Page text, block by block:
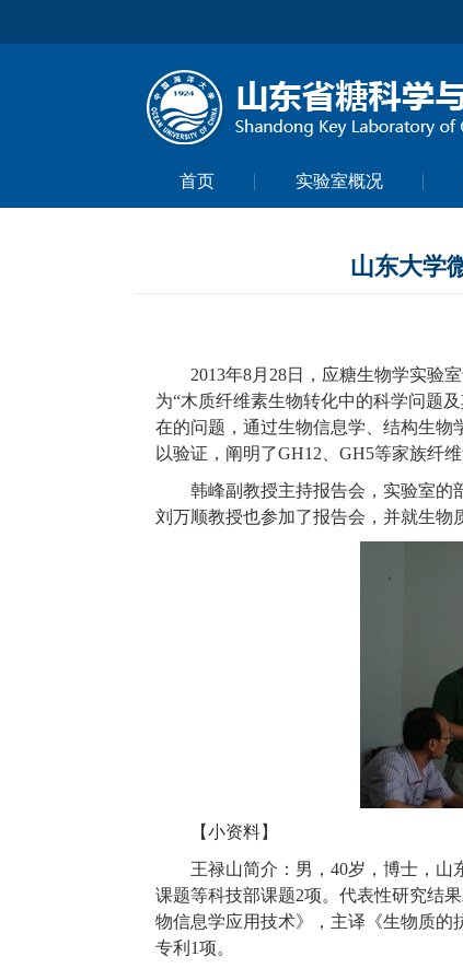
首页 实验室概况
山东大学
2013年8月 28日 ，应糖生物学实验
为“木质纤维素生物转化中的科学问题
在的问题，通过生物信息学、结构生物
以验证，阐明了GH12 GH5等家族纤
韩峰副 教授主持报告会，实验室的
刘万顺教授也参加了报告会，并就生物
【小资料】
王禄山简介：男， 40岁，博士，山
课题等科技部课题2项。代表性研究结
物信息学应用技术》，主译《生物质
专利 1项。